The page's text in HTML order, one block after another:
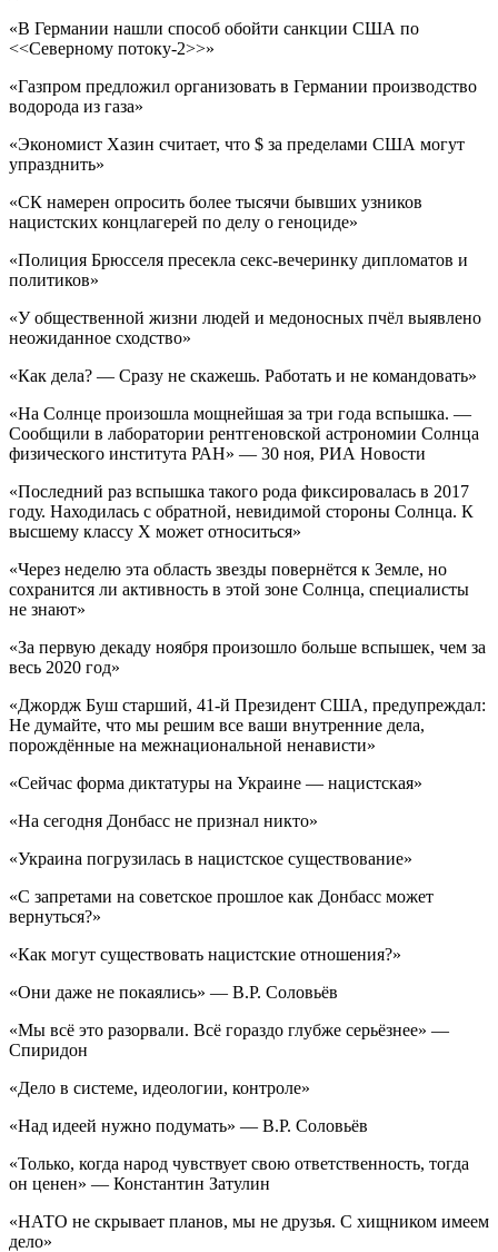
«В Германии нашли способ обойти санкции США по
<<Северному потоку-2>>»
«Газпром предложил организовать в Германии производство
водорода из газа»
«Экономист Хазин считает, что $ за пределами США могут
упразднить»
«СК намерен опросить более тысячи бывших узников
нацистских концлагерей по делу о геноциде»
«Полиция Брюсселя пресекла секс-вечеринку дипломатов и
политиков»
«У общественной жизни людей и медоносных пчёл выявлено
неожиданное сходство»
«Как дела? — Сразу не скажешь. Работать и не командовать»
«На Солнце произошла мощнейшая за три года вспышка. —
Сообщили в лаборатории рентгеновской астрономии Солнца
физического института РАН» — 30 ноя, РИА Новости
«Последний раз вспышка такого рода фиксировалась в 2017
году. Находилась с обратной, невидимой стороны Солнца. К
высшему классу Х может относиться»
«Через неделю эта область звезды повернётся к Земле, но
сохранится ли активность в этой зоне Солнца, специалисты
не знают»
«За первую декаду ноября произошло больше вспышек, чем за
весь 2020 год»
«Джордж Буш старший, 41-й Президент США, предупреждал:
Не думайте, что мы решим все ваши внутренние дела,
порождённые на межнациональной ненависти»
«Сейчас форма диктатуры на Украине — нацистская»
«На сегодня Донбасс не признал никто»
«Украина погрузилась в нацистское существование»
«С запретами на советское прошлое как Донбасс может
вернуться?»
«Как могут существовать нацистские отношения?»
«Они даже не покаялись» — В.Р. Соловьёв
«Мы всё это разорвали. Всё гораздо глубже серьёзнее» —
Спиридон
«Дело в системе, идеологии, контроле»
«Над идеей нужно подумать» — В.Р. Соловьёв
«Только, когда народ чувствует свою ответственность, тогда
он ценен» — Константин Затулин
«НАТО не скрывает планов, мы не друзья. С хищником имеем
дело»